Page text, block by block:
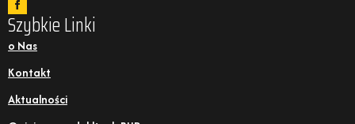
Szybkie Linki
o Nas
Kontakt
Aktualności